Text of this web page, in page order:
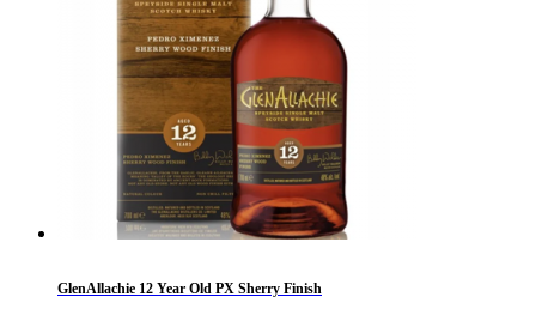
GlenAllachie 12 Year Old PX Sherry Finish